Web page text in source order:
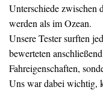
Unterschiede zwischen
werden als im Ozean.
Unsere Tester surften
bewerteten
Fahreigenschaften,
Uns war dabei wichtig,